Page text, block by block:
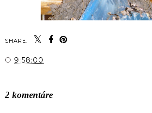
SHARE:
O 9:58:00
2 komentáre